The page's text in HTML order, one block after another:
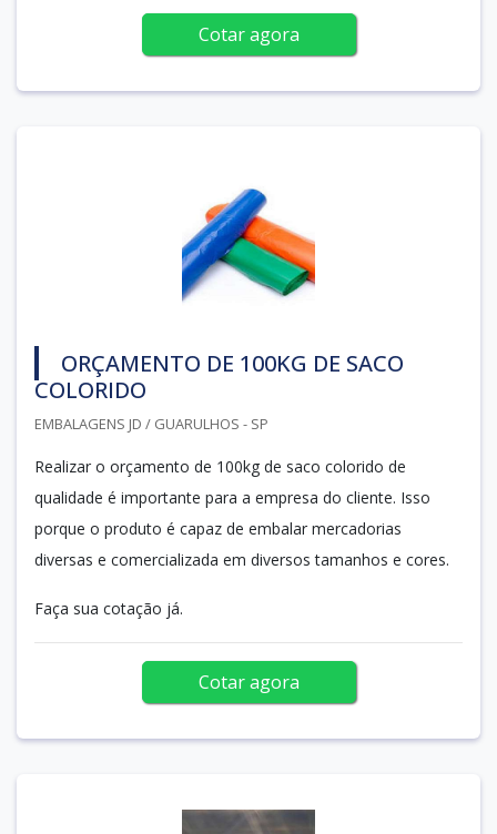
Cotar agora
ORÇAMENTO DE 100KG DE SACO
COLORIDO
EMBALAGENS JD / GUARULHOS - SP
Realizar o orçamento de 100kg de saco colorido de
qualidade é importante para a empresa do cliente. Isso
porque o produto é capaz de embalar mercadorias
diversas e comercializada em diversos tamanhos e cores.
Faça sua cotação já.
Cotar agora